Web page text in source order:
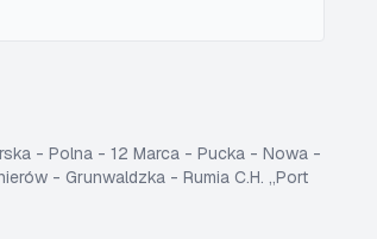
- Polna - 12 Marca - Pucka - Nowa -
- Grunwaldzka - Rumia C.H. „Port